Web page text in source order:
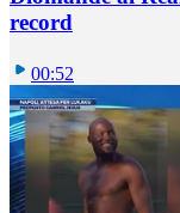
record
00:52